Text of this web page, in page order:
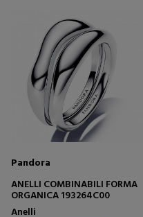
Pandora
ANELLI COMBINABILI FORMA
ORGANICA 193264C00
Anelli